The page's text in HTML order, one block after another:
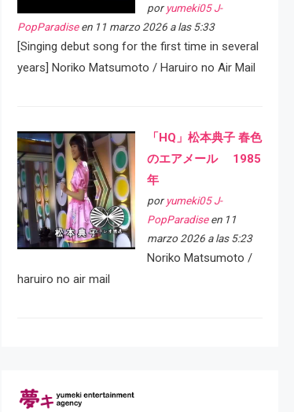
por yumeki05 J-
PopParadiseen 11 marzo 2026 a las 5:33
[Singing debut song for the first time in several
years] Noriko Matsumoto / Haruiro no Air Mail
「HQ」松本典子 春色
のエアメール 1985
年
por yumeki05 J-
PopParadiseen 11
marzo 2026 a las 5:23
Noriko Matsumoto /
haruiro no air mail